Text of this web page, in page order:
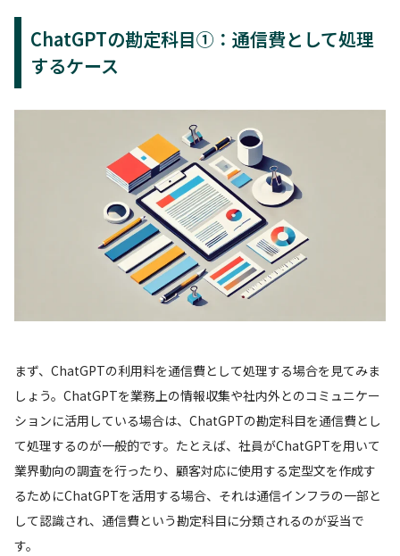
ChatGPTの勘定科目①：通信費として処理
するケース
まず、ChatGPTの利用料を通信費として処理する場合を見てみま
しょう。ChatGPTを業務上の情報収集や社内外とのコミュニケー
ションに活用している場合は、ChatGPTの勘定科目を通信費とし
て処理するのが一般的です。たとえば、社員がChatGPTを用いて
業界動向の調査を行ったり、顧客対応に使用する定型文を作成す
るためにChatGPTを活用する場合、それは通信インフラの一部と
して認識され、通信費という勘定科目に分類されるのが妥当で
す。